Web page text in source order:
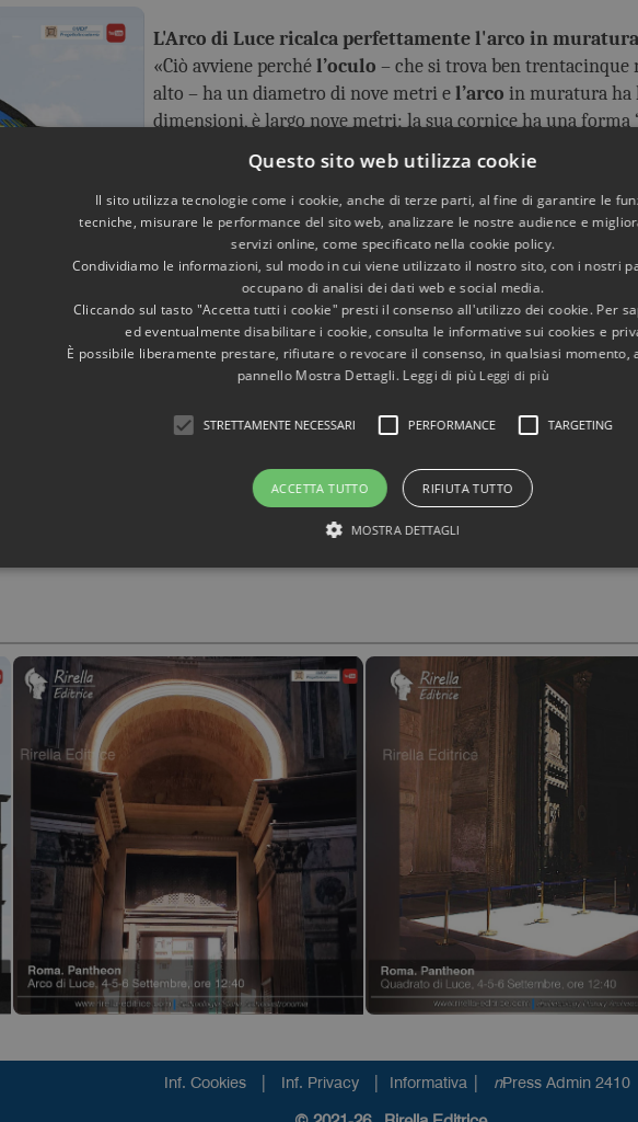
L'Arco di Luce ricalca perfettamente l'arco in
«Ciò avviene perchél’oculo – che si trova ben
alto – ha un diametro di nove metri el’arco in muratura ha
dimensioni, è largo nove metri; la sua cornice ha una forma
cavallo”, in modo che i contorni coincidano perfettamente
luce. Non è certamente un fenomeno casuale, ma il risultato
straordinariamente precisi, fatti con strumenti “primitivi”...
prima dell’era informatica». (citazione dal nostro libro)
Il Quadrato di Luce illumina il Quadrato del pavimento
portale.
«Davanti al portale, all’esterno, appare unQuadrato di Luce
perfettamente il disegno del pavimento: un quadrato di
pareti del portale in pratica ‘tagliano’ e rettificano i contorni
un preciso significato simbolicoche abbiamo compreso grazie
Inf. Cookies | Inf. Privacy | Informativa | nPress Admin 2410
Questo sito web utilizza cookie
Il sito utilizza tecnologie come i cookie, anche di terze parti, al fine di garantire le
tecniche, misurare le performance del sito web, analizzare le nostre audience e
servizi online, come specificato nella cookie policy.
Condividiamo le informazioni, sul modo in cui viene utilizzato il nostro sito, con i nostri
occupano di analisi dei dati web e social media.
Cliccando sul tasto "Accetta tutti i cookie" presti il consenso all'utilizzo dei cookie. Per
ed eventualmente disabilitare i cookie, consulta le informative sui cookies e
È possibile liberamente prestare, rifiutare o revocare il consenso, in qualsiasi momento,
pannello Mostra Dettagli. Leggi di piùLeggi di più
STRETTAMENTE NECESSARI PERFORMANCE TARGETING
ACCETTA TUTTO RIFIUTA TUTTO
MOSTRA DETTAGLI